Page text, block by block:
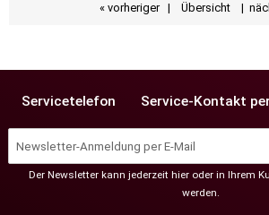
« vorheriger| Übersicht |
Servicetelefon Service-Kontakt
Der Newsletter kann jederzeit hier oder in Ihrem
werden.